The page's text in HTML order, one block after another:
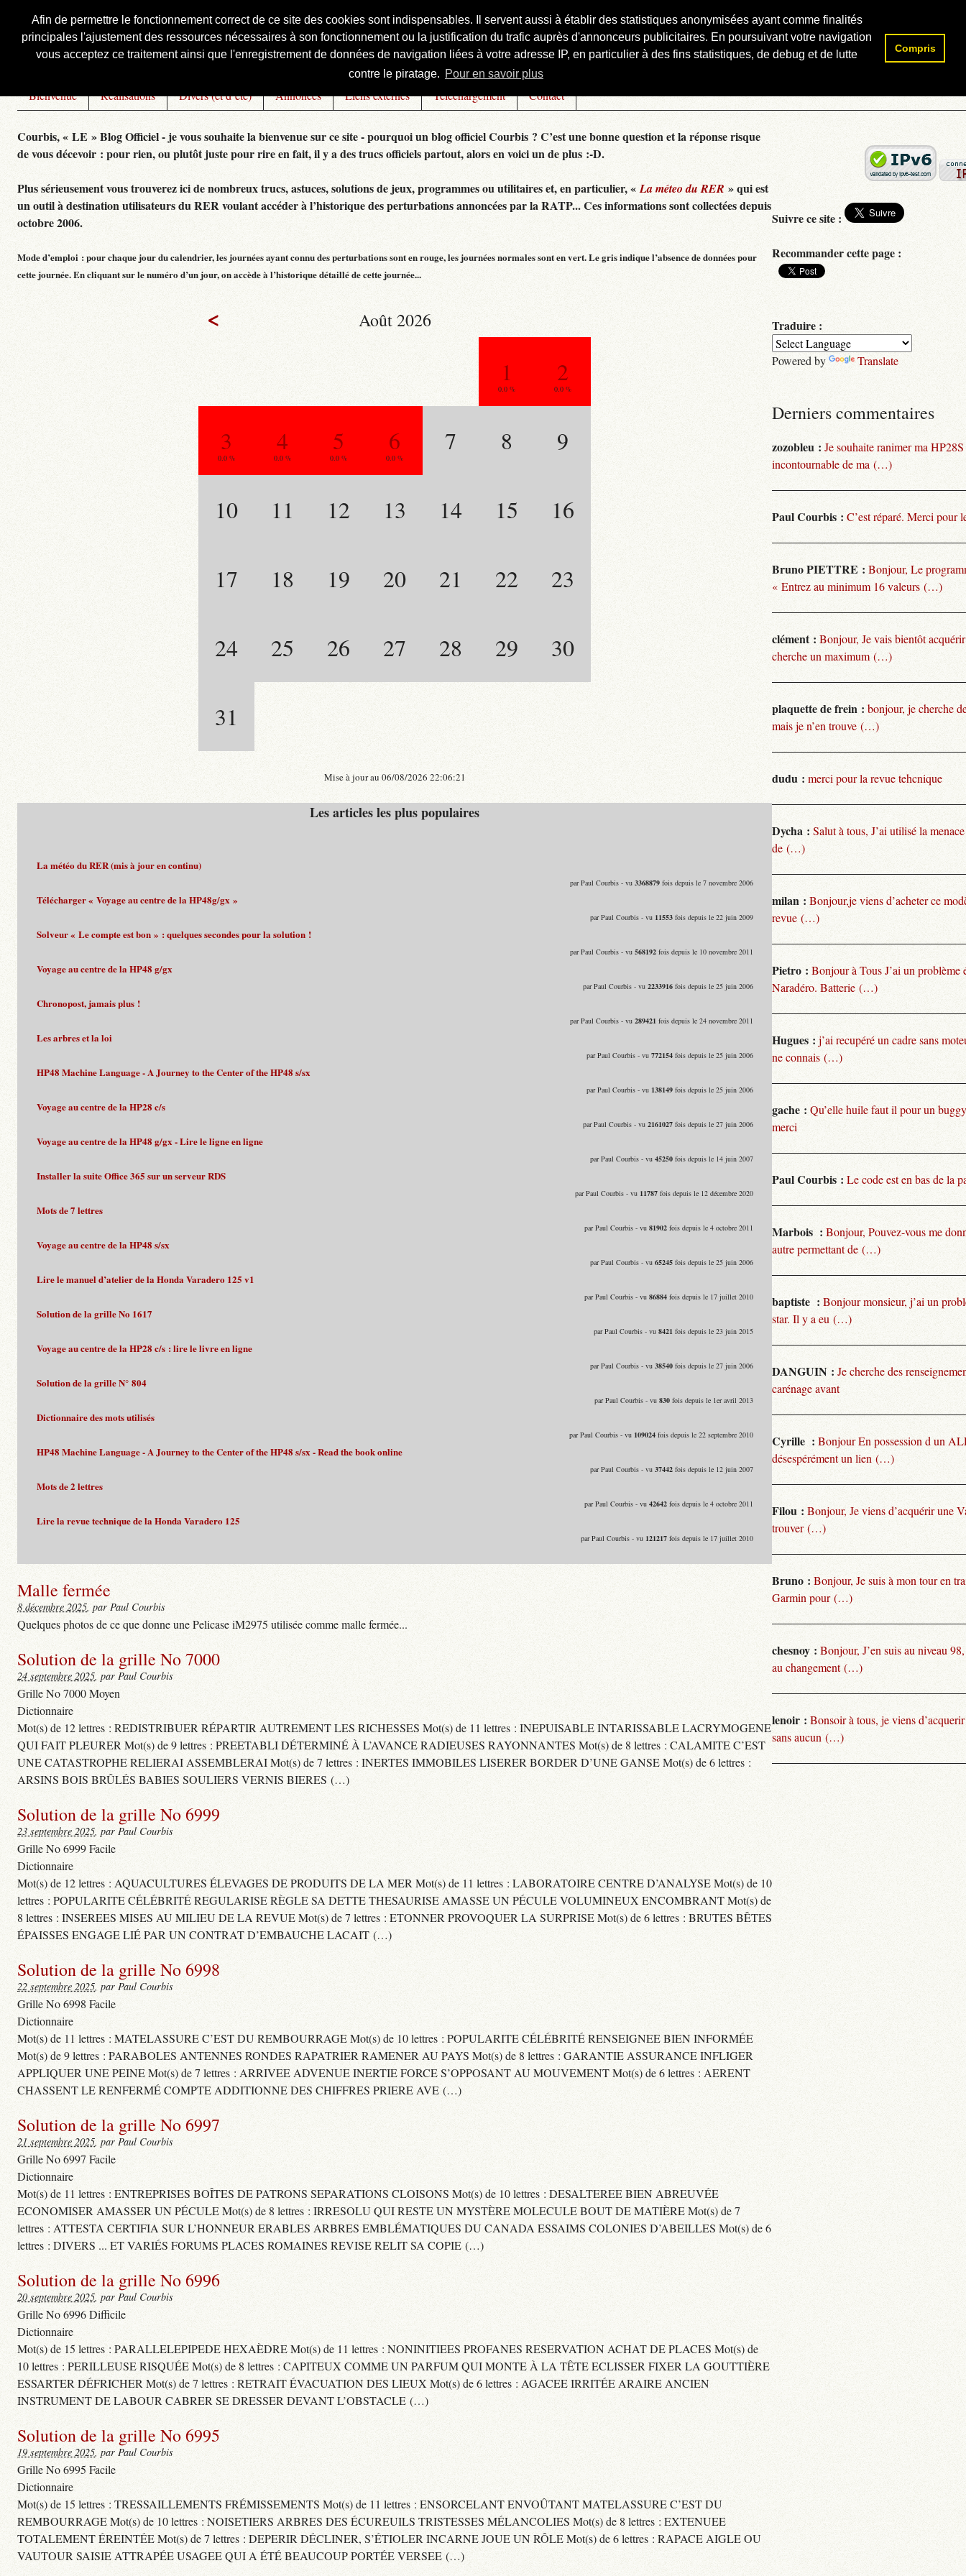
Afin de permettre le fonctionnement correct de ce site des cookies sont indispensables. Il servent aussi à établir des statistiques anonymisées ayant comme finalités
principales l'ajustement des ressources nécessaires à son fonctionnement ou la justification du trafic auprès d'annonceurs publicitaires. En poursuivant votre navigation
vous acceptez ce traitement ainsi que l'enregistrement de données de navigation liées à votre adresse IP, en particulier à des fins statistiques, de debug et de lutte
contre le piratage. Pour en savoir plus
Compris
Courbis, « LE » Blog Officiel
Bienvenue Réalisations Divers (et d’été) Annonces Liens externes Téléchargement Contact
Courbis, « LE » Blog Officiel - je vous souhaite la bienvenue sur ce site - pourquoi un blog officiel Courbis ? C’est une bonne question et la réponse risque
de vous décevoir : pour rien, ou plutôt juste pour rire en fait, il y a des trucs officiels partout, alors en voici un de plus :-D.
Plus sérieusement vous trouverez ici de nombreux trucs, astuces, solutions de jeux, programmes ou utilitaires et, en particulier, «La méteo du RER » qui est
un outil à destination utilisateurs du RER voulant accéder à l’historique des perturbations annoncées par la RATP... Ces informations sont collectées depuis
octobre 2006.
Mode d’emploi : pour chaque jour du calendrier, les journées ayant connu des perturbations sont en rouge, les journées normales sont en vert. Le gris indique l’absence de données pour
cette journée. En cliquant sur le numéro d’un jour, on accède à l’historique détaillé de cette journée...
< Août 2026
1
0.0 %
2
0.0 %
3
0.0 %
4
0.0 %
5
0.0 %
6
0.0 %
7 8 9
10 11 12 13 14 15 16
17 18 19 20 21 22 23
24 25 26 27 28 29 30
31
Mise à jour au 06/08/2026 22:06:21
Les articles les plus populaires
La météo du RER (mis à jour en continu)
par Paul Courbis - vu 3368879fois depuis le 7 novembre 2006
Télécharger « Voyage au centre de la HP48g/gx »
par Paul Courbis - vu 11553fois depuis le 22 juin 2009
Solveur « Le compte est bon » : quelques secondes pour la solution !
par Paul Courbis - vu 568192fois depuis le 10 novembre 2011
Voyage au centre de la HP48 g/gx
par Paul Courbis - vu 2233916fois depuis le 25 juin 2006
Chronopost, jamais plus !
par Paul Courbis - vu 289421 fois depuis le 24 novembre 2011
Les arbres et la loi
par Paul Courbis - vu 772154fois depuis le 25 juin 2006
HP48 Machine Language - A Journey to the Center of the HP48 s/sx
par Paul Courbis - vu 138149fois depuis le 25 juin 2006
Voyage au centre de la HP28 c/s
par Paul Courbis - vu 2161027fois depuis le 27 juin 2006
Voyage au centre de la HP48 g/gx - Lire le ligne en ligne
par Paul Courbis - vu 45250fois depuis le 14 juin 2007
Installer la suite Office 365 sur un serveur RDS
par Paul Courbis - vu 11787fois depuis le 12 décembre 2020
Mots de 7 lettres
par Paul Courbis - vu 81902fois depuis le 4 octobre 2011
Voyage au centre de la HP48 s/sx
par Paul Courbis - vu 65245fois depuis le 25 juin 2006
Lire le manuel d’atelier de la Honda Varadero 125 v1
par Paul Courbis - vu 86884fois depuis le 17 juillet 2010
Solution de la grille No 1617
par Paul Courbis - vu 8421 fois depuis le 23 juin 2015
Voyage au centre de la HP28 c/s : lire le livre en ligne
par Paul Courbis - vu 38540fois depuis le 27 juin 2006
Solution de la grille N° 804
par Paul Courbis - vu 830fois depuis le 1er avril 2013
Dictionnaire des mots utilisés
par Paul Courbis - vu 109024fois depuis le 22 septembre 2010
HP48 Machine Language - A Journey to the Center of the HP48 s/sx - Read the book online
par Paul Courbis - vu 37442fois depuis le 12 juin 2007
Mots de 2 lettres
par Paul Courbis - vu 42642fois depuis le 4 octobre 2011
Lire la revue technique de la Honda Varadero 125
par Paul Courbis - vu 121217fois depuis le 17 juillet 2010
Malle fermée
8 décembre 2025, par Paul Courbis
Quelques photos de ce que donne une Pelicase iM2975 utilisée comme malle fermée...
Solution de la grille No 7000
24 septembre 2025, par Paul Courbis
Grille No 7000 Moyen
Dictionnaire
Mot(s) de 12 lettres : REDISTRIBUER RÉPARTIR AUTREMENT LES RICHESSES Mot(s) de 11 lettres : INEPUISABLE INTARISSABLE LACRYMOGENE
QUI FAIT PLEURER Mot(s) de 9 lettres : PREETABLI DÉTERMINÉ À L’AVANCE RADIEUSES RAYONNANTES Mot(s) de 8 lettres : CALAMITE C’EST
UNE CATASTROPHE RELIERAI ASSEMBLERAI Mot(s) de 7 lettres : INERTES IMMOBILES LISERER BORDER D’UNE GANSE Mot(s) de 6 lettres :
ARSINS BOIS BRÛLÉS BABIES SOULIERS VERNIS BIERES (…)
Solution de la grille No 6999
23 septembre 2025, par Paul Courbis
Grille No 6999 Facile
Dictionnaire
Mot(s) de 12 lettres : AQUACULTURES ÉLEVAGES DE PRODUITS DE LA MER Mot(s) de 11 lettres : LABORATOIRE CENTRE D’ANALYSE Mot(s) de 10
lettres : POPULARITE CÉLÉBRITÉ REGULARISE RÈGLE SA DETTE THESAURISE AMASSE UN PÉCULE VOLUMINEUX ENCOMBRANT Mot(s) de
8 lettres : INSEREES MISES AU MILIEU DE LA REVUE Mot(s) de 7 lettres : ETONNER PROVOQUER LA SURPRISE Mot(s) de 6 lettres : BRUTES BÊTES
ÉPAISSES ENGAGE LIÉ PAR UN CONTRAT D’EMBAUCHE LACAIT (…)
Solution de la grille No 6998
22 septembre 2025, par Paul Courbis
Grille No 6998 Facile
Dictionnaire
Mot(s) de 11 lettres : MATELASSURE C’EST DU REMBOURRAGE Mot(s) de 10 lettres : POPULARITE CÉLÉBRITÉ RENSEIGNEE BIEN INFORMÉE
Mot(s) de 9 lettres : PARABOLES ANTENNES RONDES RAPATRIER RAMENER AU PAYS Mot(s) de 8 lettres : GARANTIE ASSURANCE INFLIGER
APPLIQUER UNE PEINE Mot(s) de 7 lettres : ARRIVEE ADVENUE INERTIE FORCE S’OPPOSANT AU MOUVEMENT Mot(s) de 6 lettres : AERENT
CHASSENT LE RENFERMÉ COMPTE ADDITIONNE DES CHIFFRES PRIERE AVE (…)
Solution de la grille No 6997
21 septembre 2025, par Paul Courbis
Grille No 6997 Facile
Dictionnaire
Mot(s) de 11 lettres : ENTREPRISES BOÎTES DE PATRONS SEPARATIONS CLOISONS Mot(s) de 10 lettres : DESALTEREE BIEN ABREUVÉE
ECONOMISER AMASSER UN PÉCULE Mot(s) de 8 lettres : IRRESOLU QUI RESTE UN MYSTÈRE MOLECULE BOUT DE MATIÈRE Mot(s) de 7
lettres : ATTESTA CERTIFIA SUR L’HONNEUR ERABLES ARBRES EMBLÉMATIQUES DU CANADA ESSAIMS COLONIES D’ABEILLES Mot(s) de 6
lettres : DIVERS ... ET VARIÉS FORUMS PLACES ROMAINES REVISE RELIT SA COPIE (…)
Solution de la grille No 6996
20 septembre 2025, par Paul Courbis
Grille No 6996 Difficile
Dictionnaire
Mot(s) de 15 lettres : PARALLELEPIPEDE HEXAÈDRE Mot(s) de 11 lettres : NONINITIEES PROFANES RESERVATION ACHAT DE PLACES Mot(s) de
10 lettres : PERILLEUSE RISQUÉE Mot(s) de 8 lettres : CAPITEUX COMME UN PARFUM QUI MONTE À LA TÊTE ECLISSER FIXER LA GOUTTIÈRE
ESSARTER DÉFRICHER Mot(s) de 7 lettres : RETRAIT ÉVACUATION DES LIEUX Mot(s) de 6 lettres : AGACEE IRRITÉE ARAIRE ANCIEN
INSTRUMENT DE LABOUR CABRER SE DRESSER DEVANT L’OBSTACLE (…)
Solution de la grille No 6995
19 septembre 2025, par Paul Courbis
Grille No 6995 Facile
Dictionnaire
Mot(s) de 15 lettres : TRESSAILLEMENTS FRÉMISSEMENTS Mot(s) de 11 lettres : ENSORCELANT ENVOÛTANT MATELASSURE C’EST DU
REMBOURRAGE Mot(s) de 10 lettres : NOISETIERS ARBRES DES ÉCUREUILS TRISTESSES MÉLANCOLIES Mot(s) de 8 lettres : EXTENUEE
TOTALEMENT ÉREINTÉE Mot(s) de 7 lettres : DEPERIR DÉCLINER, S’ÉTIOLER INCARNE JOUE UN RÔLE Mot(s) de 6 lettres : RAPACE AIGLE OU
VAUTOUR SAISIE ATTRAPÉE USAGEE QUI A ÉTÉ BEAUCOUP PORTÉE VERSEE (…)
Rechercher :
Suivre ce site :
Recommander cette page :
Traduire :
Powered by Translate
Derniers commentaires
zozobleu : Je souhaite ranimer ma
incontournable de ma (…)
Paul Courbis : C’est réparé. Merci pour
Bruno PIETTRE : Bonjour, Le
« Entrez au minimum 16 valeurs (…)
clément : Bonjour, Je vais bientôt
cherche un maximum (…)
plaquette de frein : bonjour, je cherche
mais je n’en trouve (…)
dudu : merci pour la revue tehcnique
Dycha : Salut à tous, J’ai utilisé la
de (…)
milan : Bonjour,je viens d’acheter ce
revue (…)
Pietro : Bonjour à Tous J’ai un problème
Naradéro. Batterie (…)
Hugues : j’ai recupéré un cadre sans
ne connais (…)
gache : Qu’elle huile faut il pour un
merci
Paul Courbis : Le code est en bas de la
Marbois : Bonjour, Pouvez-vous me
autre permettant de (…)
baptiste : Bonjour monsieur, j’ai un
star. Il y a eu (…)
DANGUIN : Je cherche des
carénage avant
Cyrille : Bonjour En possession d un
désespérément un lien (…)
Filou : Bonjour, Je viens d’acquérir une
trouver (…)
Bruno : Bonjour, Je suis à mon tour en
Garmin pour (…)
chesnoy : Bonjour, J’en suis au niveau
au changement (…)
lenoir : Bonsoir à tous, je viens
sans aucun (…)